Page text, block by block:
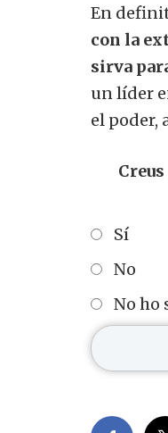
En
con la
sirva
un líder
el poder,
Sí
No
No ho